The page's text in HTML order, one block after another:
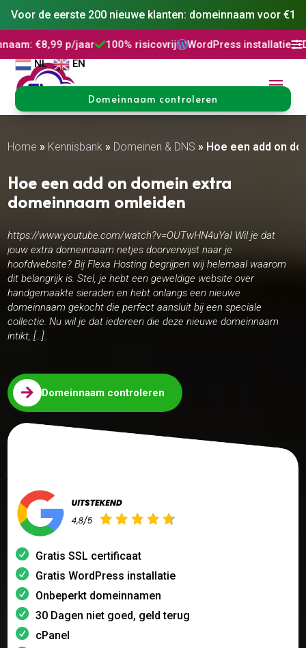
Voor de eerste 200 nieuwe klanten: domeinnaam voor €1
p/jaar100% risicovrij WordPress installatieDNS
NL
EN
Domeinnaam controleren
Home » Kennisbank » Domeinen & DNS » Hoe een add on
Hoe een add on domein extra
domeinnaam omleiden
https://www.youtube.com/watch?v=OUTwHN4uYaI Wil je dat
jouw extra domeinnaam netjes doorverwijst naar je
hoofdwebsite? Bij Flexa Hosting begrijpen wij helemaal waarom
dit belangrijk is. Stel, je hebt een geweldige website over
handgemaakte sieraden en hebt onlangs een nieuwe
domeinnaam gekocht die perfect aansluit bij een speciale
collectie. Nu wil je dat iedereen die deze nieuwe domeinnaam
intikt, […]..
 Domeinnaam controleren
Gratis SSL certificaat
Gratis WordPress installatie
Onbeperkt domeinnamen
30 Dagen niet goed, geld terug
cPanel